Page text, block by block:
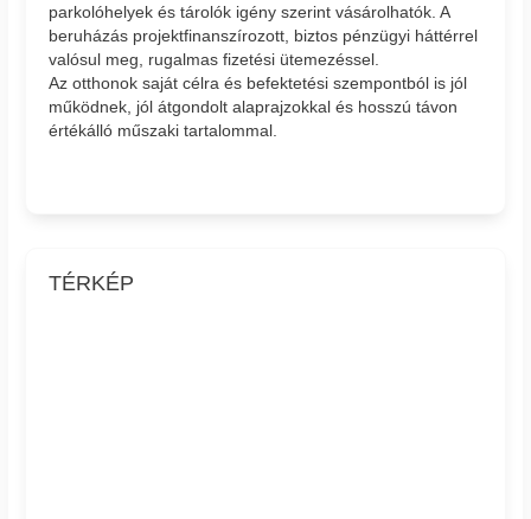
parkolóhelyek és tárolók igény szerint vásárolhatók. A
beruházás projektfinanszírozott, biztos pénzügyi háttérrel
valósul meg, rugalmas fizetési ütemezéssel.
Az otthonok saját célra és befektetési szempontból is jól
működnek, jól átgondolt alaprajzokkal és hosszú távon
értékálló műszaki tartalommal.
TÉRKÉP